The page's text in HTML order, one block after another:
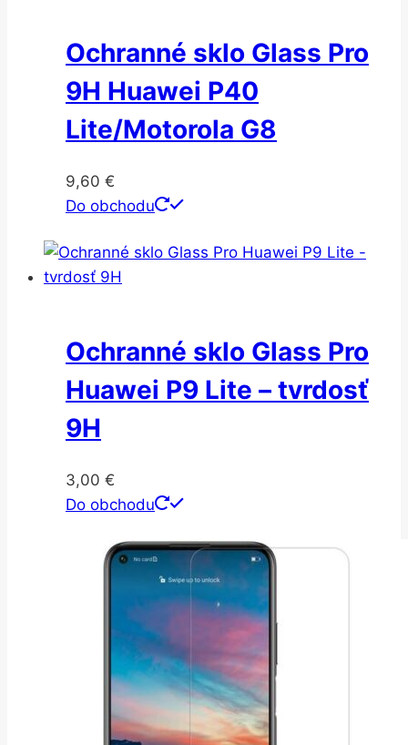
Ochranné sklo Glass Pro
9H Huawei P40
Lite/Motorola G8
9,60 €
Do obchodu
Ochranné sklo Glass Pro
Huawei P9 Lite – tvrdosť
9H
3,00 €
Do obchodu